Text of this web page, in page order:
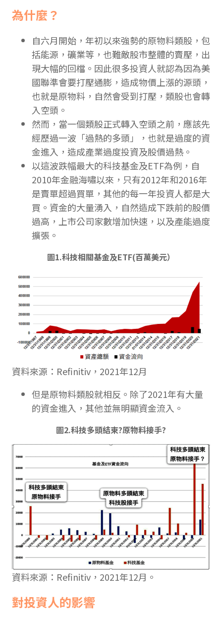
為什麼？
自六月開始，年初以來強勢的原物料類股，包
括能源，礦業等，也難敵股市整體的賣壓，出
現大幅的回檔。因此很多投資人就認為因為美
國聯準會要打壓通膨，造成物價上漲的源頭，
也就是原物料，自然會受到打壓，類股也會轉
入空頭。
然而，當一個類股正式轉入空頭之前，應該先
經歷過一波「過熱的多頭」，也就是過度的資
金進入，造成產業過度投資及股價過熱。
以這波跌幅最大的科技基金及ETF為例，自
2010年金融海嘯以來，只有2012年和2016年
是賣單超過買單，其他的每一年投資人都是大
買。資金的大量湧入，自然造成下跌前的股價
過高，上市公司家數增加快速，以及產能過度
擴張。
圖1.科技相關基金及ETF(百萬美元）
資料來源：Refinitiv，2021年12月
但是原物料類股就相反。除了2021年有大量
的資金進入，其他並無明顯資金流入。
圖2.科技多頭結束?原物料接手?
資料來源：Refinitiv，2021年12月。
對投資人的影響